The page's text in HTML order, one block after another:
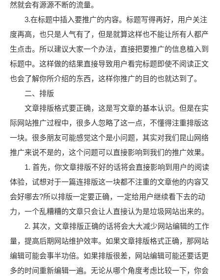
然就会有源源不断的流量。
3.在标题中插入要推广的内容。标题写得再好，用户关注
度再高，也只是人气有了，但是就算这样也不能让所有人都产
生点击。所以建议大家一个办法，直接把要推广的信息植入到
标题中。这样做的结果直接导致用户看完标题即使不阅读正文
也会了解你所介绍的东西，这样你推广的目的也就达到了。
二、排版
文章排版格式要正确，这是写文章的基本认识。但是在实
际网站推广过程中，很多人忽略了这一点，不懂得注重排版这
一块。很多朋友可能感觉这个是小问题，其实对我们昆山网络
推广来说不是的，这个问题可以直接影响到我们的推广效果。
1. 首先，你文章排版不好的话将会直接影响到用户的阅读
体验，试想对于一篇连排版这一块都不注重的文章他的内容又
会好哪去?所以排版一定要正确，一定给用户继续看下去的动
力，一个乱糟糟的文章只会让人直接认为是垃圾网站出来的。
2. 其次，文章排版正确的话将会大大减少网站编辑的工作
量，提高后期网站维护效率。如果文章排版格式正确，那网站
编辑可能会事半功倍。如果排版很差，网站编辑可能还要话更
多的时间重新编辑一遍。无论从哪个角度考虑比较一下，你会